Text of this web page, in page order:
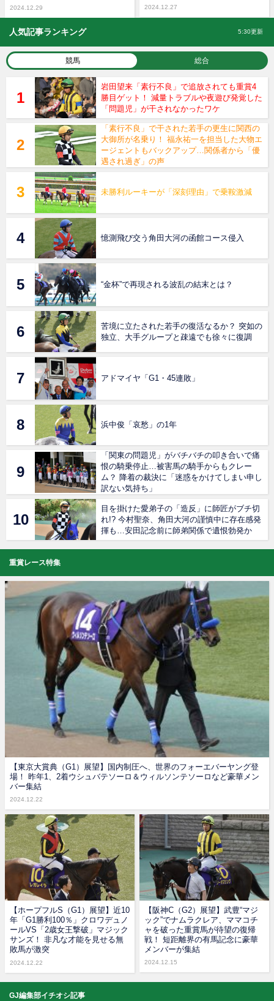
2024.12.29 2024.12.27
人気記事ランキング 5:30更新
競馬 総合
岩田望来「素行不良」で追放されても重賞4
勝目ゲット！ 減量トラブルや夜遊び発覚した
「問題児」が干されなかったワケ
「素行不良」で干された若手の更生に関西の
大御所が名乗り！ 福永祐一を担当した大物エ
ージェントもバックアップ…関係者から「優
遇され過ぎ」の声
未勝利ルーキーが「深刻理由」で乗鞍激減
憶測飛び交う角田大河の函館コース侵入
“金杯”で再現される波乱の結末とは？
苦境に立たされた若手の復活なるか？ 突如の
独立、大手グループと疎遠でも徐々に復調
アドマイヤ「G1・45連敗」
浜中俊「哀愁」の1年
「関東の問題児」がバチバチの叩き合いで痛
恨の騎乗停止…被害馬の騎手からもクレー
ム？ 降着の裁決に「迷惑をかけてしまい申し
訳ない気持ち」
目を掛けた愛弟子の「造反」に師匠がブチ切
れ!? 今村聖奈、角田大河の謹慎中に存在感発
揮も…安田記念前に師弟関係で遺恨勃発か
重賞レース特集
【東京大賞典（G1）展望】国内制圧へ、世界のフォーエバーヤング登
場！ 昨年1、2着ウシュバテソーロ＆ウィルソンテソーロなど豪華メン
バー集結
2024.12.22
【ホープフルS（G1）展望】近10
年「G1勝利100％」クロワデュノ
ールVS「2歳女王撃破」マジック
サンズ！ 非凡な才能を見せる無
敗馬が激突
2024.12.22
【阪神C（G2）展望】武豊“マジ
ック”でナムラクレア、ママコチ
ャを破った重賞馬が待望の復帰
戦！ 短距離界の有馬記念に豪華
メンバーが集結
2024.12.15
GJ編集部イチオシ記事